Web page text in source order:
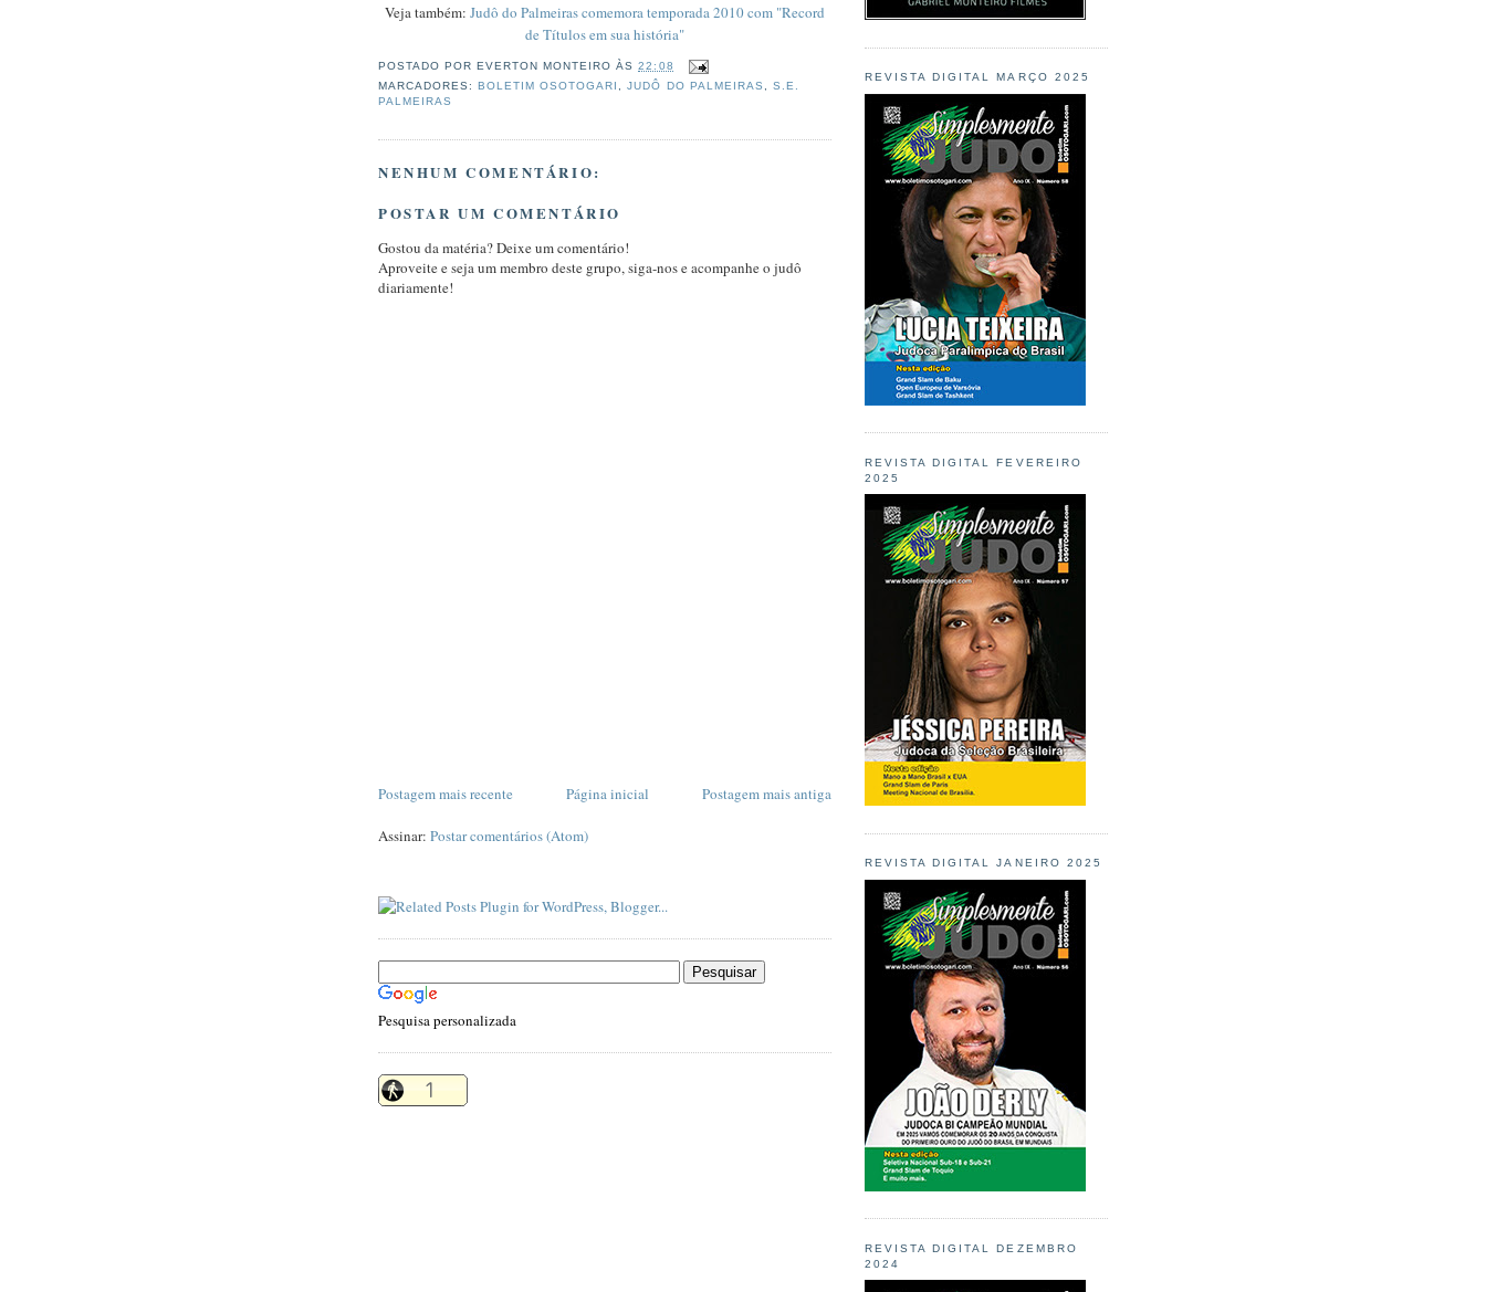
Veja também: Judô do Palmeiras comemora temporada 2010 com "Record
de Títulos em sua história"
POSTADO POR EVERTON MONTEIRO ÀS22:08
MARCADORES:BOLETIM OSOTOGARI ,JUDÔ DO PALMEIRAS , S.E.
PALMEIRAS
NENHUM COMENTÁRIO:
POSTAR UM COMENTÁRIO
Gostou da matéria? Deixe um comentário!
Aproveite e seja um membro deste grupo, siga-nos e acompanhe o judô
diariamente!
Postagem mais recente Postagem mais antiga
Página inicial
Assinar: Postar comentários (Atom)
Pesquisa personalizada
REVISTA DIGITAL MARÇO 2025
REVISTA DIGITAL FEVEREIRO
2025
REVISTA DIGITAL JANEIRO 2025
REVISTA DIGITAL DEZEMBRO
2024